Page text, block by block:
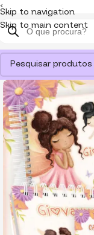
<
Skip to navigation
Skip to main content